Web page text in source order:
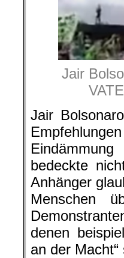
Jair
Jair
bedeckte
Anhänger
Menschen
denen
an der Macht“